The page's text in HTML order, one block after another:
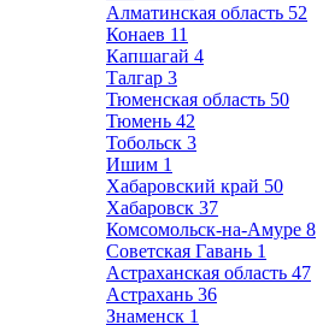
Алматинская область 52
Конаев 11
Капшагай 4
Талгар 3
Тюменская область 50
Тюмень 42
Тобольск 3
Ишим 1
Хабаровский край 50
Хабаровск 37
Комсомольск-на-Амуре 8
Советская Гавань 1
Астраханская область 47
Астрахань 36
Знаменск 1